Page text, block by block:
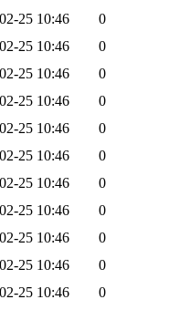
25 10:46
0
25 10:46
0
25 10:46
0
25 10:46
0
25 10:46
0
25 10:46
0
25 10:46
0
25 10:46
0
25 10:46
0
25 10:46
0
25 10:46
0